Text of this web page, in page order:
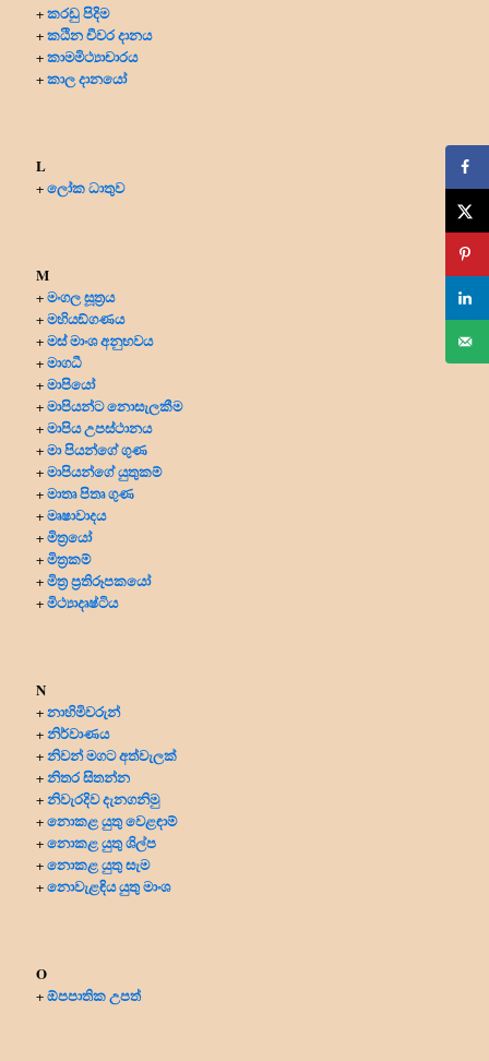
+කරඩු පිදිම
+කඨින චීවර දානය
+කාමමිථ්‍යාචාරය
+කාල දානයෝ
L
+ලෝක ධාතුව
M
+මංගල සූත්‍රය
+මහියඞ්ගණය
+මස් මාංශ අනුභවය
+මාගධී
+මාපියෝ
+මාපියන්ට නොසැලකීම
+මාපිය උපස්ථානය
+මා පියන්ගේ ගුණ
+මාපියන්ගේ යුතුකම්
+මාතෘ පිතෘ ගුණ
+මෘෂාවාදය
+මිත්‍රයෝ
+මිත්‍ර‍කම්
+මිත්‍ර‍ ප්‍ර‍තිරූපකයෝ
+මිථ්‍යාදෘෂ්ටිය
N
+නාහිමිවරුන්
+නිර්වාණය
+නිවන් මගට අත්වැලක්
+නිතර සිතන්න
+නිවැරදිව දැනගනිමු
+නොකළ යුතු වෙළඳාම්
+නොකළ යුතු ශිල්ප
+නොකළ යුතු සැම
+නොවැළඳිය යුතු මාංශ
O
+ඕපපාතික උපත්